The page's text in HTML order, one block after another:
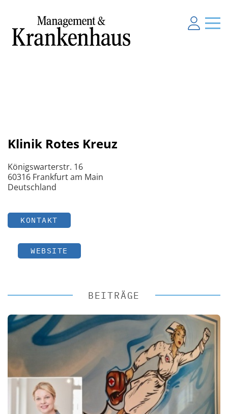
Klinik Rotes Kreuz
Königswarterstr. 16
60316 Frankfurt am Main
Deutschland
KONTAKT
WEBSITE
BEITRÄGE